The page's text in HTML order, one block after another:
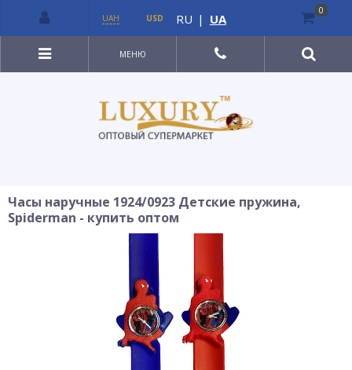
МЕНЮ
Часы наручные 1924/0923 Детские пружина,
Spiderman - купить оптом
UAH USD RU | UA
0